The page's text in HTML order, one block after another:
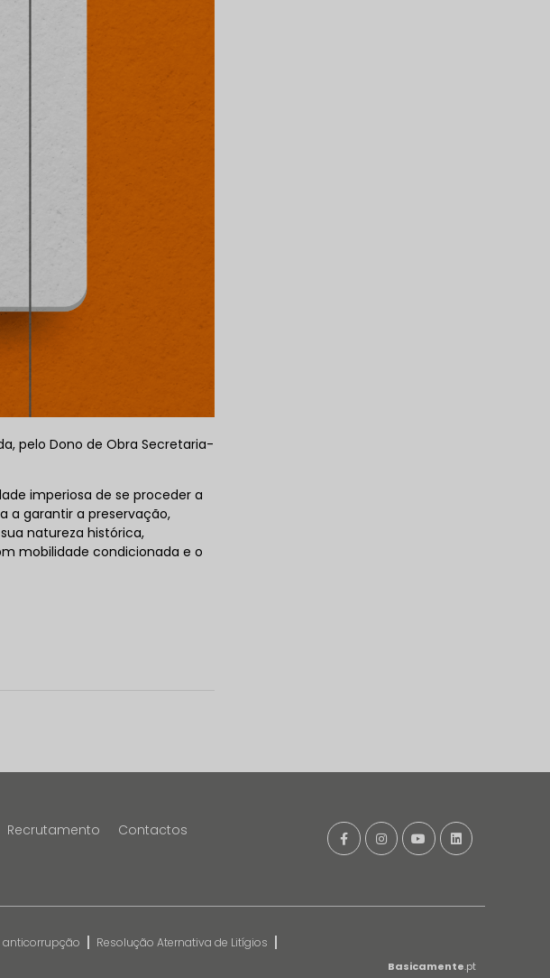
pelo Dono de Obra Secretaria-
imperiosa de se proceder a
a garantir a preservação,
natureza histórica,
mobilidade condicionada e o
Recrutamento Contactos
anticorrupção
Resolução Aternativa de Litígios
Basicamente.pt